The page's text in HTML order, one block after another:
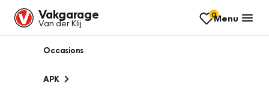
Vakgarage
Van der Klij
0Menu
Occasions
APK